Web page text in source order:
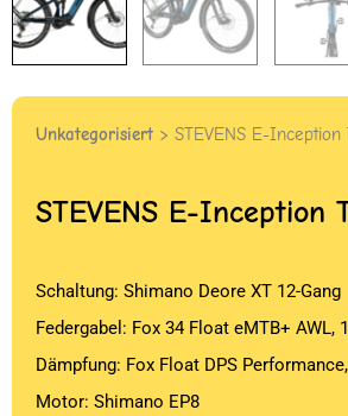
Unkategorisiert > STEVENS E-Inception
STEVENS E-Inception
Schaltung: Shimano Deore XT 12-Gang
Federgabel: Fox 34 Float eMTB+ AWL,
Dämpfung: Fox Float DPS
Motor: Shimano EP8